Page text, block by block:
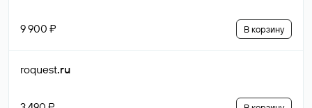
9 900 ₽ В корзину
roquest.ru